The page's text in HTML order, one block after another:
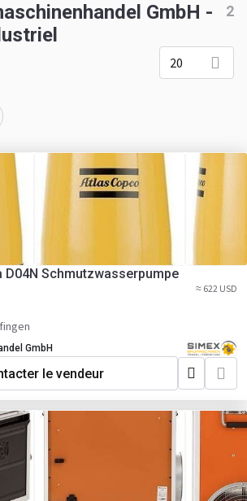
GmbH -
2
20
D04N Schmutzwasserpumpe
≈ 622 USD
GmbH
le vendeur